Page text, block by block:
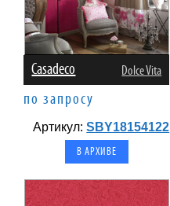
Casadeco Dolce Vita
по запросу
Артикул:SBY18154122
В АРХИВЕ